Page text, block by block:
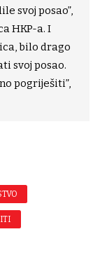
svoj posao”,
HKP-a. I
bilo drago
svoj posao.
pogriješiti”,